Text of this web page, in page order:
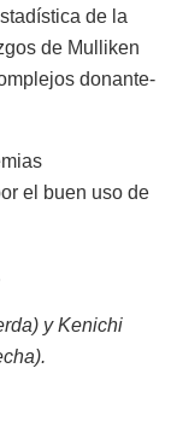
de la
de Mulliken
donante-
el buen uso de
y Kenichi